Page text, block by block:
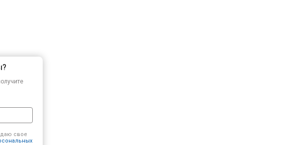
даю свое